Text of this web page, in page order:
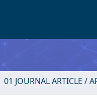
01 JOURNAL ARTICLE /